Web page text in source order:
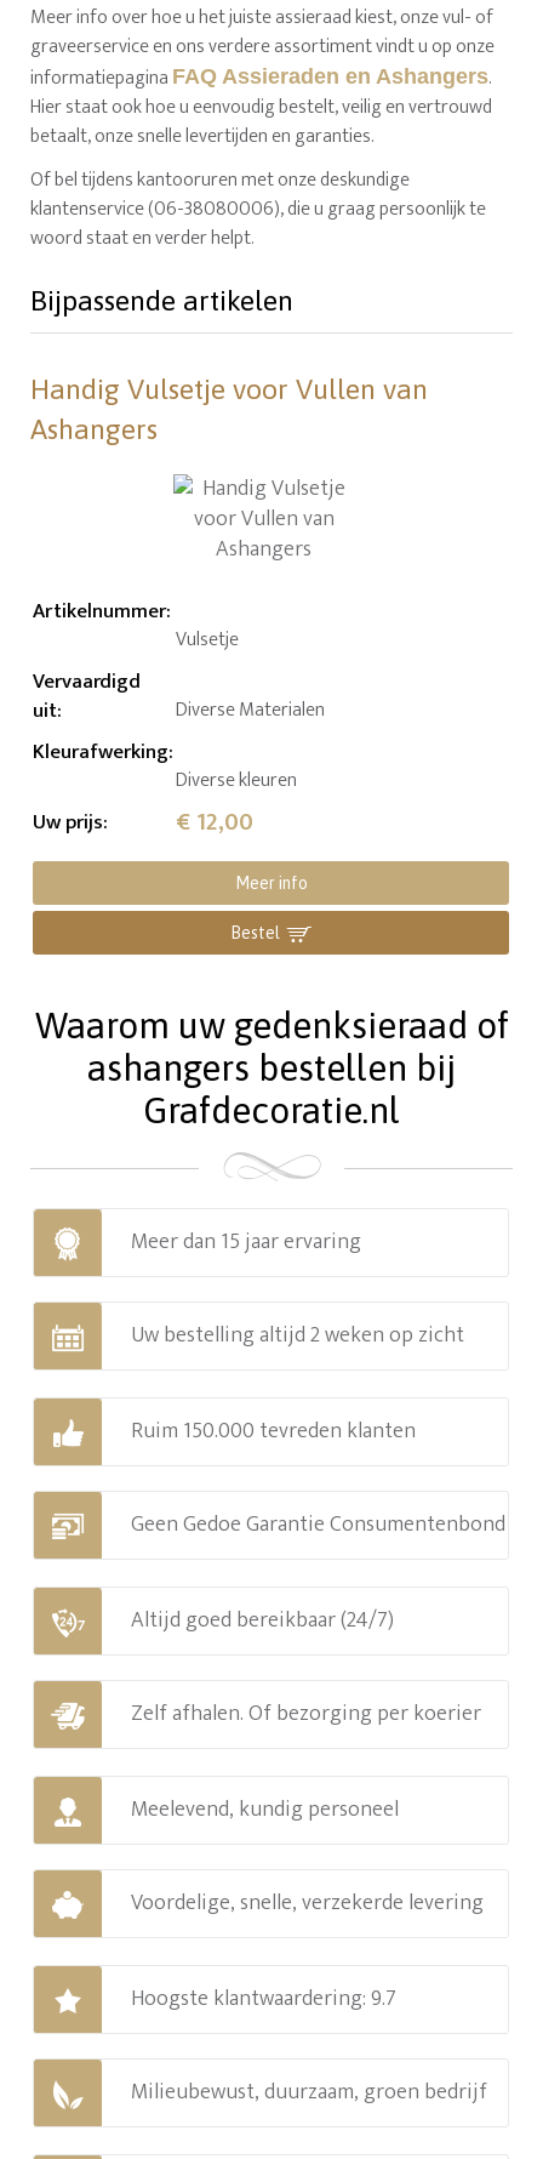
Meer info over hoe u het juiste assieraad kiest, onze vul- of
graveerservice en ons verdere assortiment vindt u op onze
informatiepagina FAQ Assieraden en Ashangers.
Hier staat ook hoe u eenvoudig bestelt, veilig en vertrouwd
betaalt, onze snelle levertijden en garanties.
Of bel tijdens kantooruren met onze deskundige
klantenservice (06-38080006), die u graag persoonlijk te
woord staat en verder helpt.
Bijpassende artikelen
Handig Vulsetje voor Vullen van
Ashangers
Artikelnummer:
Vulsetje
Vervaardigd
uit: Diverse Materialen
Kleurafwerking:
Diverse kleuren
Uw prijs: € 12,00
Meer info
Bestel
Waarom uw gedenksieraad of
ashangers bestellen bij
Grafdecoratie.nl
Meer dan 15 jaar ervaring
Uw bestelling altijd 2 weken op zicht
Ruim 150.000 tevreden klanten
Geen Gedoe Garantie Consumentenbond
Altijd goed bereikbaar (24/7)
Zelf afhalen. Of bezorging per koerier
Meelevend, kundig personeel
Voordelige, snelle, verzekerde levering
Hoogste klantwaardering: 9.7
Milieubewust, duurzaam, groen bedrijf